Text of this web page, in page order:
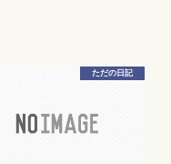
ただの日記